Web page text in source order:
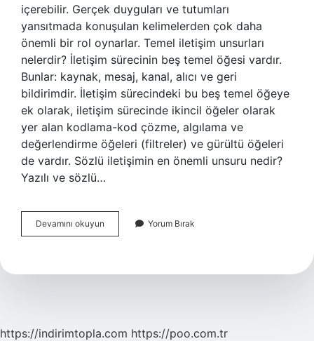
içerebilir. Gerçek duyguları ve tutumları
yansıtmada konuşulan kelimelerden çok daha
önemli bir rol oynarlar. Temel iletişim unsurları
nelerdir? İletişim sürecinin beş temel öğesi vardır.
Bunlar: kaynak, mesaj, kanal, alıcı ve geri
bildirimdir. İletişim sürecindeki bu beş temel öğeye
ek olarak, iletişim sürecinde ikincil öğeler olarak
yer alan kodlama-kod çözme, algılama ve
değerlendirme öğeleri (filtreler) ve gürültü öğeleri
de vardır. Sözlü iletişimin en önemli unsuru nedir?
Yazılı ve sözlü…
Devamını okuyun
Iletişimin
Nelerdir
Yorum Bırak
https://indirimtopla.com https://poo.com.tr